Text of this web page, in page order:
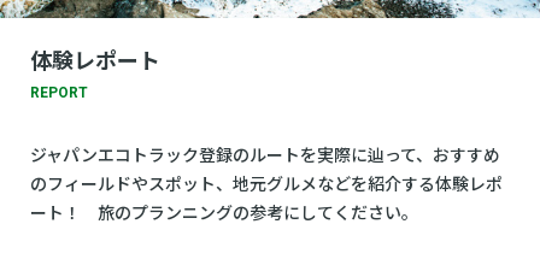
体験レポート
REPORT
ジャパンエコトラック登録のルートを実際に辿って、おすすめ
のフィールドやスポット、地元グルメなどを紹介する体験レポ
ート！ 旅のプランニングの参考にしてください。